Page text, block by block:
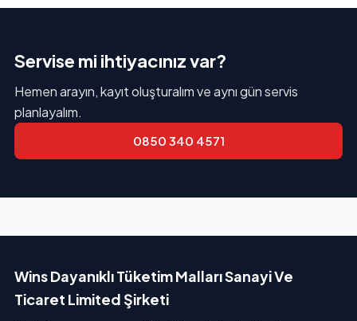
Servise mi ihtiyacınız var?
Hemen arayın, kayıt oluşturalım ve aynı gün servis
planlayalım.
0850 340 4571
Wins Dayanıklı Tüketim Malları Sanayi Ve
Ticaret Limited Şirketi